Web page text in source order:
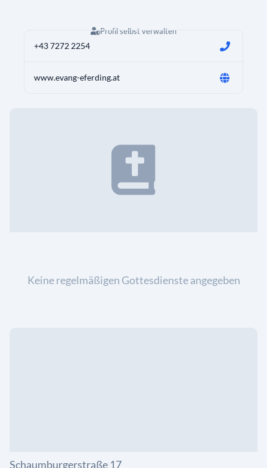
Profil selbst verwalten
+43 7272 2254
www.evang-eferding.at
Keine regelmäßigen Gottesdienste angegeben
Schaumburgerstraße 17